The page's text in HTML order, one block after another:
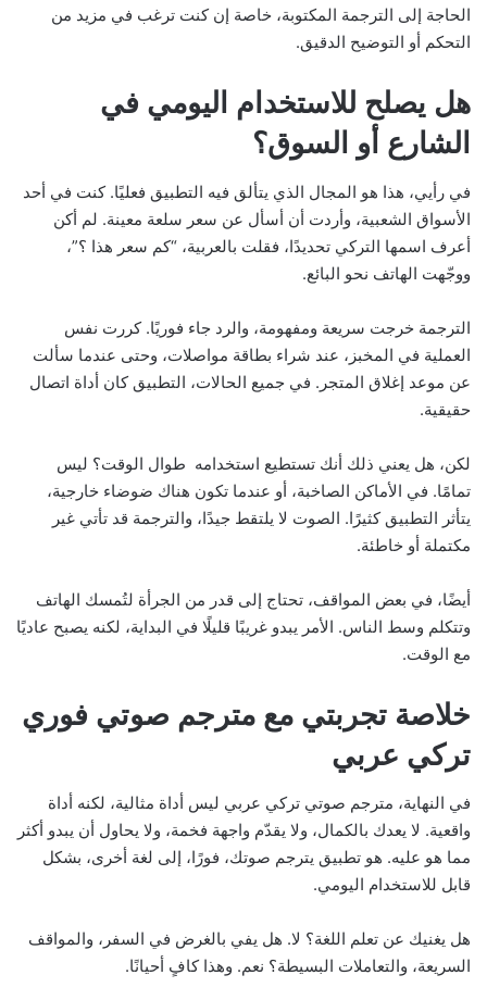
الحاجة إلى الترجمة المكتوبة، خاصة إن كنت ترغب في مزيد من
التحكم أو التوضيح الدقيق.
هل يصلح للاستخدام اليومي في
الشارع أو السوق؟
في رأيي، هذا هو المجال الذي يتألق فيه التطبيق فعليًا. كنت في أحد
الأسواق الشعبية، وأردت أن أسأل عن سعر سلعة معينة. لم أكن
أعرف اسمها التركي تحديدًا، فقلت بالعربية، “كم سعر هذا ؟”،
ووجّهت الهاتف نحو البائع.
الترجمة خرجت سريعة ومفهومة، والرد جاء فوريًا. كررت نفس
العملية في المخبز، عند شراء بطاقة مواصلات، وحتى عندما سألت
عن موعد إغلاق المتجر. في جميع الحالات، التطبيق كان أداة اتصال
حقيقية.
لكن، هل يعني ذلك أنك تستطيع استخدامه طوال الوقت؟ ليس
تمامًا. في الأماكن الصاخبة، أو عندما تكون هناك ضوضاء خارجية،
يتأثر التطبيق كثيرًا. الصوت لا يلتقط جيدًا، والترجمة قد تأتي غير
مكتملة أو خاطئة.
أيضًا، في بعض المواقف، تحتاج إلى قدر من الجرأة لتُمسك الهاتف
وتتكلم وسط الناس. الأمر يبدو غريبًا قليلًا في البداية، لكنه يصبح عاديًا
مع الوقت.
خلاصة تجربتي مع مترجم صوتي فوري
تركي عربي
في النهاية، مترجم صوتي تركي عربي ليس أداة مثالية، لكنه أداة
واقعية. لا يعدك بالكمال، ولا يقدّم واجهة فخمة، ولا يحاول أن يبدو أكثر
مما هو عليه. هو تطبيق يترجم صوتك، فورًا، إلى لغة أخرى، بشكل
قابل للاستخدام اليومي.
هل يغنيك عن تعلم اللغة؟ لا. هل يفي بالغرض في السفر، والمواقف
السريعة، والتعاملات البسيطة؟ نعم. وهذا كافٍ أحيانًا.